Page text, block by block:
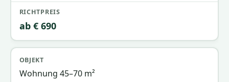
ab € 690
Wohnung 45–70 m²